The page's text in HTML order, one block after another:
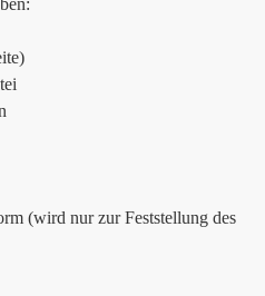
(wird nur zur Feststellung des